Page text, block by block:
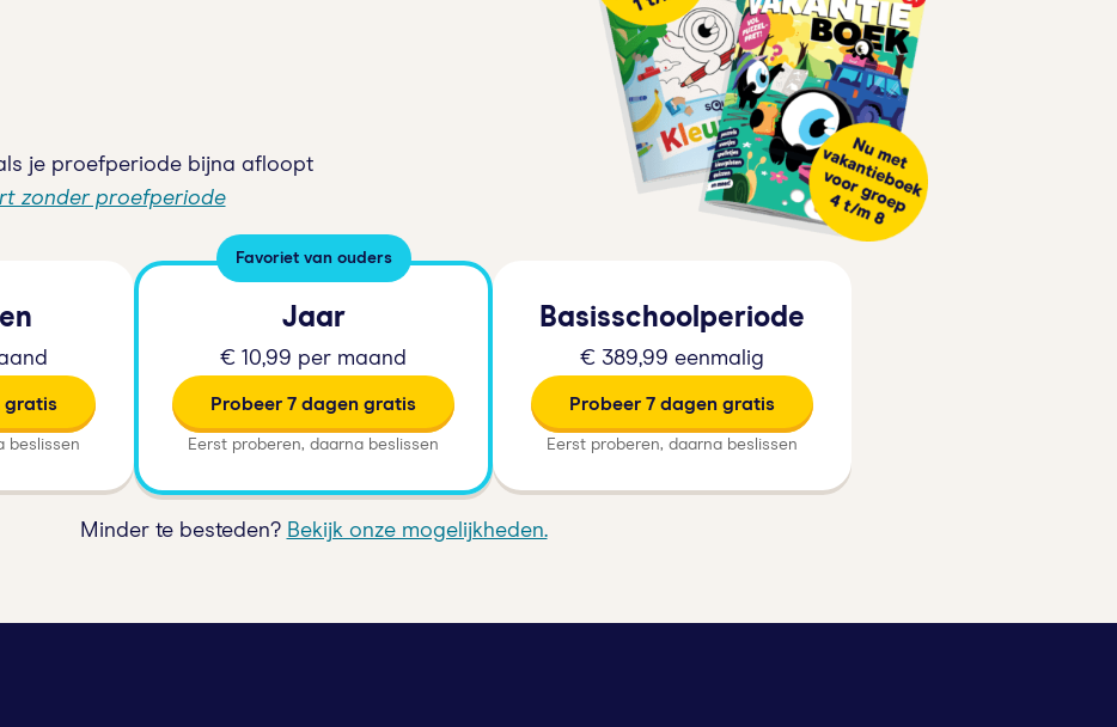
je proefperiode bijna afloopt
zonder proefperiode
gratis
beslissen
Favoriet van ouders
Jaar
€ 10,99 per maand
Probeer 7 dagen gratis
Eerst proberen, daarna beslissen
Basisschoolperiode
€ 389,99 eenmalig
Probeer 7 dagen gratis
Eerst proberen, daarna beslissen
Minder te besteden? Bekijk onze mogelijkheden.